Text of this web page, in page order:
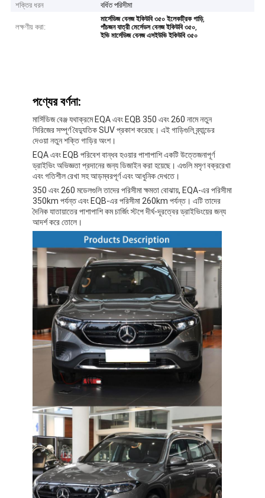
শক্তির ধরন
বর্ধিত পরিসীমা
লক্ষণীয় করা:
মার্সেডিজ বেনজ ইকিউবি ৩৫০ ইলেকট্রিক গাড়ি,
পাঁচজন যাত্রী মের্সেডস বেনজ ইকিউবি ৩৫০,
ইভি মার্সেডিজ বেনজ এসইউভি ইকিউবি ৩৫০
পণ্যের বর্ণনা:
মার্সিডিজ বেঞ্জ যথাক্রমে EQA এবং EQB 350 এবং 260 নামে নতুন
সিরিজের সম্পূর্ণ বৈদ্যুতিক SUV প্রকাশ করেছে। এই গাড়িগুলি ব্র্যান্ডের
দেওয়া নতুন শক্তি গাড়ির অংশ।
EQA এবং EQB পরিবেশ বান্ধব হওয়ার পাশাপাশি একটি উত্তেজনাপূর্ণ
ড্রাইভিং অভিজ্ঞতা প্রদানের জন্য ডিজাইন করা হয়েছে। এগুলি মসৃণ বক্ররেখা
এবং গতিশীল রেখা সহ আড়ম্বরপূর্ণ এবং আধুনিক দেখতে।
350 এবং 260 মডেলগুলি তাদের পরিসীমা ক্ষমতা বোঝায়, EQA-এর পরিসীমা
350km পর্যন্ত এবং EQB-এর পরিসীমা 260km পর্যন্ত। এটি তাদের
দৈনিক যাতায়াতের পাশাপাশি কম চার্জিং স্টপে দীর্ঘ-দূরত্বের ড্রাইভিংয়ের জন্য
আদর্শ করে তোলে।